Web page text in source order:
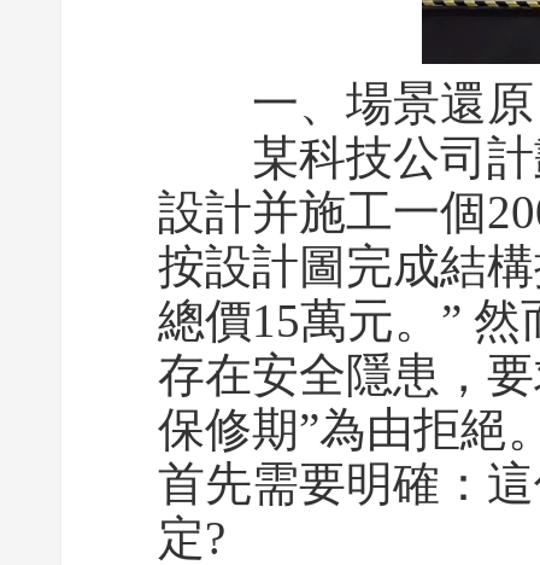
一、場景還原
某科技公司計
設計并施工一個
按設計圖完成結
總價15萬元。”
存在安全隱患，
保修期”為由拒絕
首先需要明確：
定?